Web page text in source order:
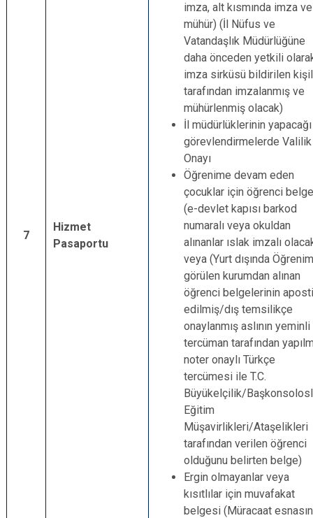
7
Hizmet
Pasaportu
imza, alt kısmında imza ve
mühür) (İl Nüfus ve
Vatandaşlık Müdürlüğüne
daha önceden yetkili
imza sirküsü bildirilen
tarafından imzalanmış ve
mühürlenmiş olacak)
İl müdürlüklerinin yapacağı
görevlendirmelerde Valilik
Onayı
Öğrenime devam eden
çocuklar için öğrenci
(e-devlet kapısı barkod
numaralı veya okuldan
alınanlar ıslak imzalı
veya (Yurt dışında Öğrenim
görülen kurumdan alınan
öğrenci belgelerinin
edilmiş/dış temsilikçe
onaylanmış aslının yeminli
tercüman tarafından
noter onaylı Türkçe
tercümesi ile T.C.
Büyükelçilik/
Eğitim
Müşavirlikleri/Ataşelikleri
tarafından verilen öğrenci
olduğunu belirten belge)
Ergin olmayanlar veya
kısıtlılar için muvafakat
belgesi (Müracaat